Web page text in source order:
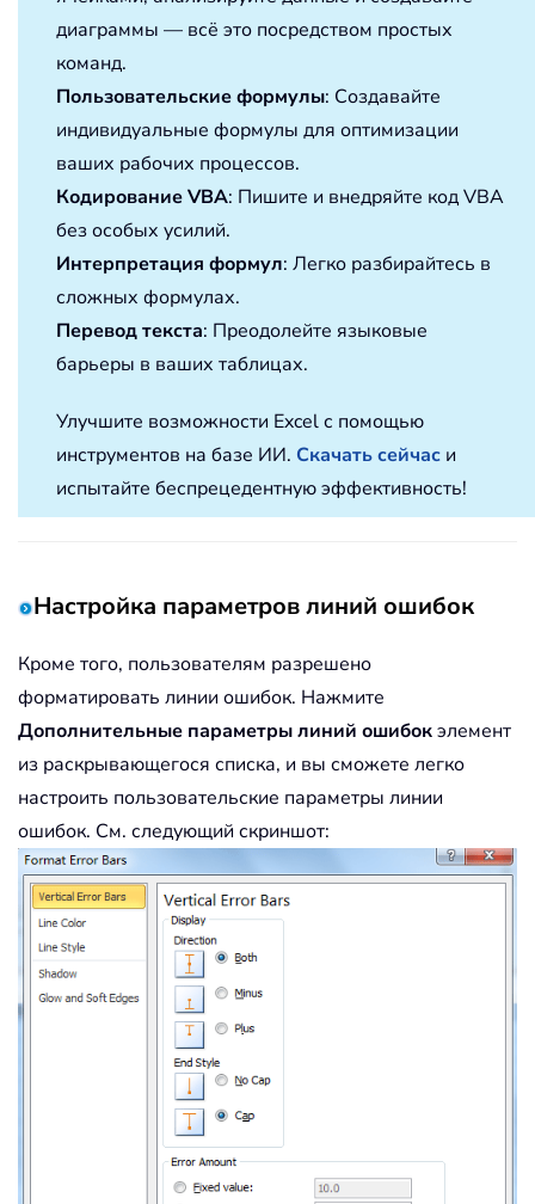
диаграммы — всё это посредством простых
команд.
Пользовательские формулы: Создавайте
индивидуальные формулы для оптимизации
ваших рабочих процессов.
Кодирование VBA: Пишите и внедряйте код VBA
без особых усилий.
Интерпретация формул: Легко разбирайтесь в
сложных формулах.
Перевод текста: Преодолейте языковые
барьеры в ваших таблицах.
Улучшите возможности Excel с помощью
инструментов на базе ИИ. Скачать сейчас и
испытайте беспрецедентную эффективность!
Настройка параметров линий ошибок
Кроме того, пользователям разрешено
форматировать линии ошибок. Нажмите
Дополнительные параметры линий ошибокэлемент
из раскрывающегося списка, и вы сможете легко
настроить пользовательские параметры линии
ошибок. См. следующий скриншот: